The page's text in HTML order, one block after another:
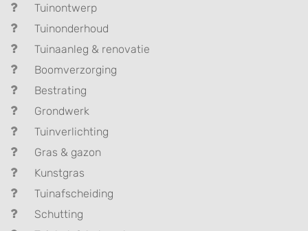
Tuinontwerp
Tuinonderhoud
Tuinaanleg & renovatie
Boomverzorging
Bestrating
Grondwerk
Tuinverlichting
Gras & gazon
Kunstgras
Tuinafscheiding
Schutting